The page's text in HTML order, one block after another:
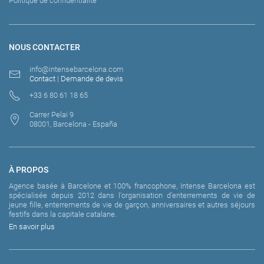
NOUS CONTACTER
info@intensebarcelona.com
Contact | Demande de devis
+33 6 80 61 18 65
Carrer Pelai 9
08001, Barcelona - España
À PROPOS
Agence basée à Barcelone et 100% francophone, Intense Barcelona est
spécialisée depuis 2012 dans l'organisation d'enterrements de vie de
jeune fille, enterrements de vie de garçon, anniversaires et autres séjours
festifs dans la capitale catalane.
En savoir plus